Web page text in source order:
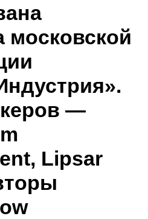
московской
—
Lipsar